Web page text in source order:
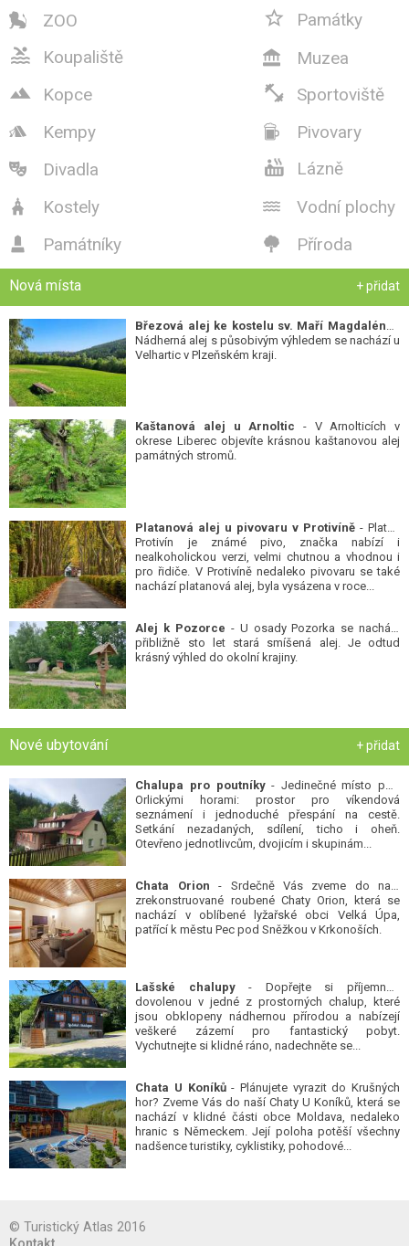
 ZOO  Památky
 Koupaliště  Muzea
 Kopce  Sportoviště
 Kempy  Pivovary
 Divadla  Lázně
 Kostely  Vodní plochy
 Památníky  Příroda
Nová místa + přidat
Březová alej ke kostelu sv. Maří Magdalény-
Nádherná alej s působivým výhledem se nachází u
Velhartic v Plzeňském kraji.
Kaštanová alej u Arnoltic - V Arnolticích v
okrese Liberec objevíte krásnou kaštanovou alej
památných stromů.
Platanová alej u pivovaru v Protivíně - Platan
Protivín je známé pivo, značka nabízí i
nealkoholickou verzi, velmi chutnou a vhodnou i
pro řidiče. V Protivíně nedaleko pivovaru se také
nachází platanová alej, byla vysázena v roce...
Alej k Pozorce - U osady Pozorka se nachází
přibližně sto let stará smíšená alej. Je odtud
krásný výhled do okolní krajiny.
Nové ubytování + přidat
Chalupa pro poutníky- Jedinečné místo pod
Orlickými horami: prostor pro víkendová
seznámení i jednoduché přespání na cestě.
Setkání nezadaných, sdílení, ticho i oheň.
Otevřeno jednotlivcům, dvojicím i skupinám...
Chata Orion - Srdečně Vás zveme do naší
zrekonstruované roubené Chaty Orion, která se
nachází v oblíbené lyžařské obci Velká Úpa,
patřící k městu Pec pod Sněžkou v Krkonoších.
Lašské chalupy- Dopřejte si příjemnou
dovolenou v jedné z prostorných chalup, které
jsou obklopeny nádhernou přírodou a nabízejí
veškeré zázemí pro fantastický pobyt.
Vychutnejte si klidné ráno, nadechněte se...
Chata U Koníků- Plánujete vyrazit do Krušných
hor? Zveme Vás do naší Chaty U Koníků, která se
nachází v klidné části obce Moldava, nedaleko
hranic s Německem. Její poloha potěší všechny
nadšence turistiky, cyklistiky, pohodové...
© Turistický Atlas 2016